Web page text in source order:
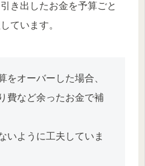
き出したお金を予算ごと
ています。
をオーバーした場合、
費など余ったお金で補
いように工夫していま